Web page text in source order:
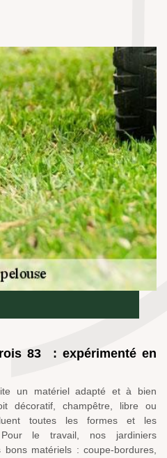
83 : expérimenté en
un matériel adapté et à bien
décoratif, champêtre, libre ou
toutes les formes et les
le travail, nos jardiniers
matériels : coupe-bordures,